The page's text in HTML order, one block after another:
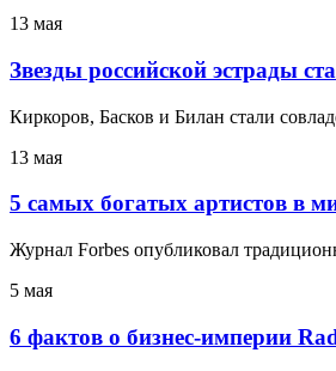
13 мая
Звезды российской эстрады
Киркоров, Басков и Билан стали
13 мая
5 самых богатых артистов в
Журнал Forbes опубликовал
5 мая
6 фактов о бизнес‑империи